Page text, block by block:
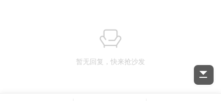
暂无回复，快来抢沙发